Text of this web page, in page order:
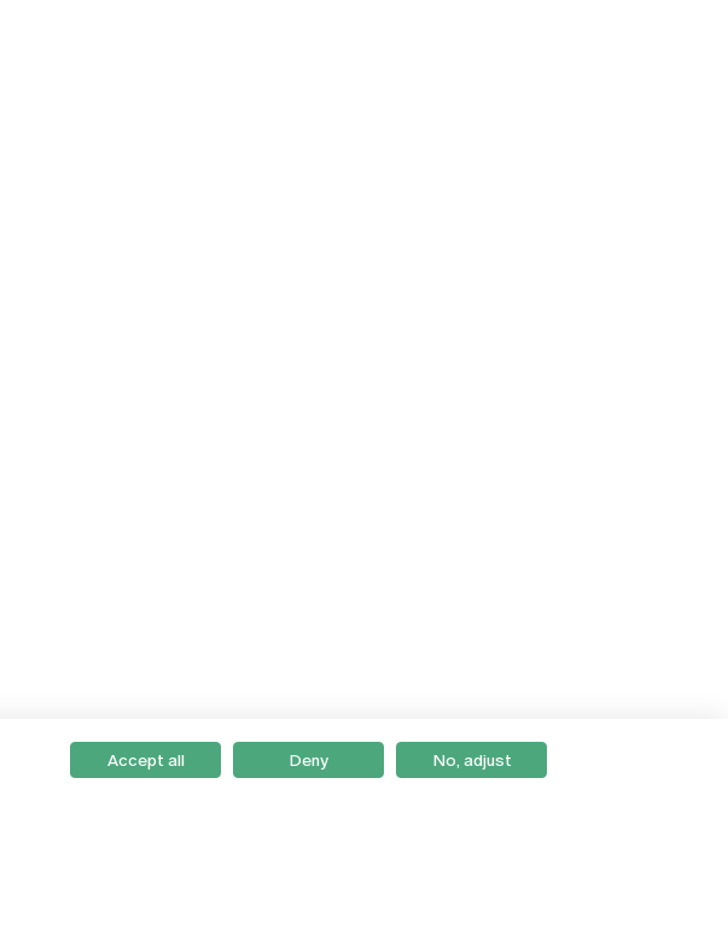
Accept all Deny No, adjust